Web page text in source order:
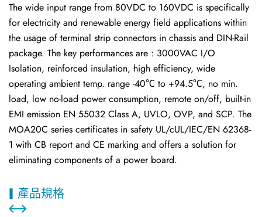
The wide input range from 80VDC to 160VDC is specifically
for electricity and renewable energy field applications within
the usage of terminal strip connectors in chassis and DIN-Rail
package. The key performances are : 3000VAC I/O
Isolation, reinforced insulation, high efficiency, wide
operating ambient temp. range -40℃ to +94.5℃, no min.
load, low no-load power consumption, remote on/off, built-in
EMI emission EN 55032 Class A, UVLO, OVP, and SCP. The
MOA20C series certificates in safety UL/cUL/IEC/EN 62368-
1 with CB report and CE marking and offers a solution for
eliminating components of a power board.
產品規格